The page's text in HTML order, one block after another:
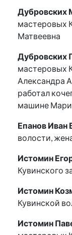
Дубровских
мастеровых
Матвеевна
Дубровских
мастеровых
Александра
работал
машине
Епанов Иван
волости,
Истомин
Кувинского
Истомин
Кувинской
Истомин